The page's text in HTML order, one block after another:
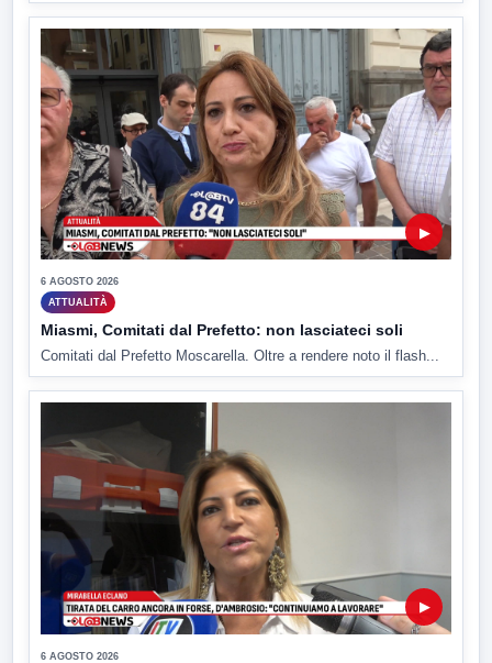
▶
6 AGOSTO 2026
ATTUALITÀ
Miasmi, Comitati dal Prefetto: non lasciateci soli
Comitati dal Prefetto Moscarella. Oltre a rendere noto il flash...
▶
6 AGOSTO 2026